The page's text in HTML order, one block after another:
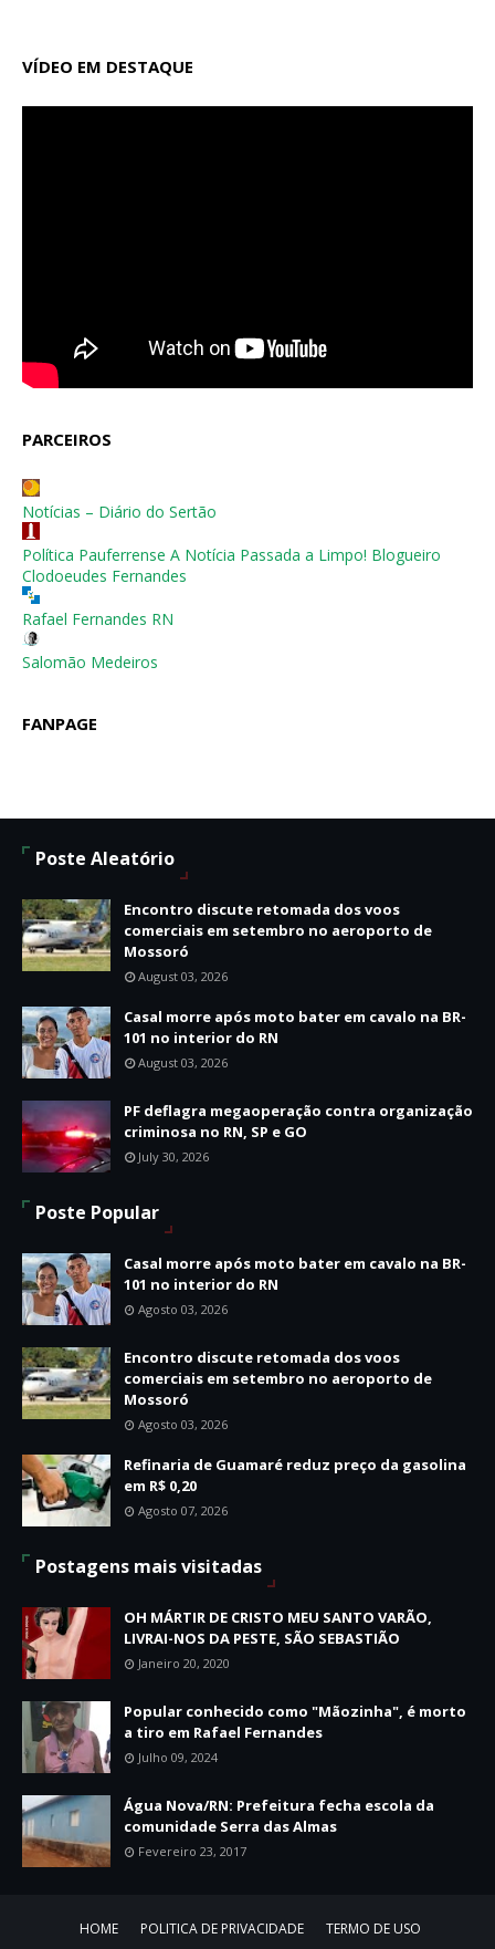
VÍDEO EM DESTAQUE
PARCEIROS
Notícias – Diário do Sertão
Política Pauferrense A Notícia Passada a Limpo! Blogueiro
Clodoeudes Fernandes
Rafael Fernandes RN
Salomão Medeiros
FANPAGE
Poste Aleatório
Encontro discute retomada dos voos
comerciais em setembro no aeroporto de
Mossoró
August 03, 2026
Casal morre após moto bater em cavalo na BR-
101 no interior do RN
August 03, 2026
PF deflagra megaoperação contra organização
criminosa no RN, SP e GO
July 30, 2026
Poste Popular
Casal morre após moto bater em cavalo na BR-
101 no interior do RN
Agosto 03, 2026
Encontro discute retomada dos voos
comerciais em setembro no aeroporto de
Mossoró
Agosto 03, 2026
Refinaria de Guamaré reduz preço da gasolina
em R$ 0,20
Agosto 07, 2026
Postagens mais visitadas
OH MÁRTIR DE CRISTO MEU SANTO VARÃO,
LIVRAI-NOS DA PESTE, SÃO SEBASTIÃO
Janeiro 20, 2020
Popular conhecido como "Mãozinha", é morto
a tiro em Rafael Fernandes
Julho 09, 2024
Água Nova/RN: Prefeitura fecha escola da
comunidade Serra das Almas
Fevereiro 23, 2017
HOME POLITICA DE PRIVACIDADE TERMO DE USO